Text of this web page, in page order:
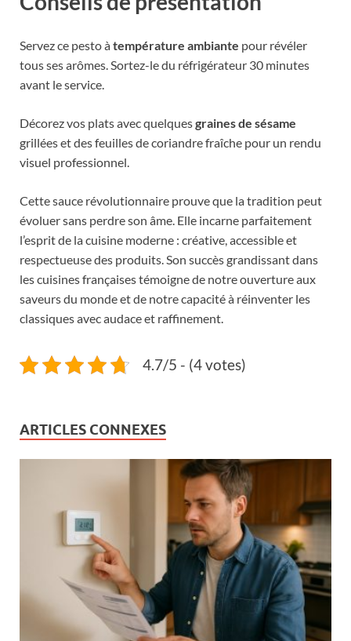
Servez ce pesto àtempérature ambiante pour révéler
tous ses arômes. Sortez-le du réfrigérateur 30 minutes
avant le service.
Décorez vos plats avec quelquesgraines de sésame
grillées et des feuilles de coriandre fraîche pour un rendu
visuel professionnel.
Cette sauce révolutionnaire prouve que la tradition peut
évoluer sans perdre son âme. Elle incarne parfaitement
l’esprit de la cuisine moderne : créative, accessible et
respectueuse des produits. Son succès grandissant dans
les cuisines françaises témoigne de notre ouverture aux
saveurs du monde et de notre capacité à réinventer les
classiques avec audace et raffinement.
4.7/5 - (4 votes)
ARTICLES CONNEXES